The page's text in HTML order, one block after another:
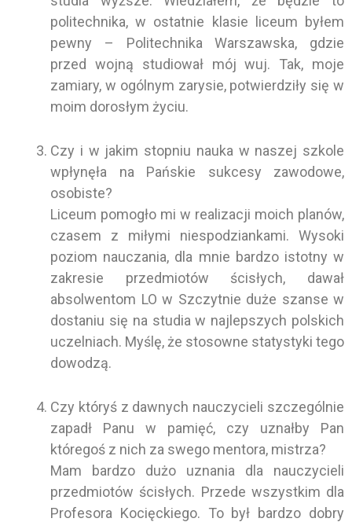
politechnika, w ostatnie klasie liceum byłem
pewny – Politechnika Warszawska, gdzie
przed wojną studiował mój wuj. Tak, moje
zamiary, w ogólnym zarysie, potwierdziły się w
moim dorosłym życiu.
Czy i w jakim stopniu nauka w naszej szkole
wpłynęła na Pańskie sukcesy zawodowe,
osobiste?
Liceum pomogło mi w realizacji moich planów,
czasem z miłymi niespodziankami. Wysoki
poziom nauczania, dla mnie bardzo istotny w
zakresie przedmiotów ścisłych, dawał
absolwentom LO w Szczytnie duże szanse w
dostaniu się na studia w najlepszych polskich
uczelniach. Myślę, że stosowne statystyki tego
dowodzą.
Czy któryś z dawnych nauczycieli szczególnie
zapadł Panu w pamięć, czy uznałby Pan
któregoś z nich za swego mentora, mistrza?
Mam bardzo dużo uznania dla nauczycieli
przedmiotów ścisłych. Przede wszystkim dla
Profesora Kocięckiego. To był bardzo dobry